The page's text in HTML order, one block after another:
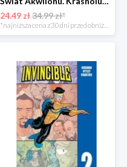
24.49 zł34.99 zł*
*najniższa cena z 30 dni przed obniżką